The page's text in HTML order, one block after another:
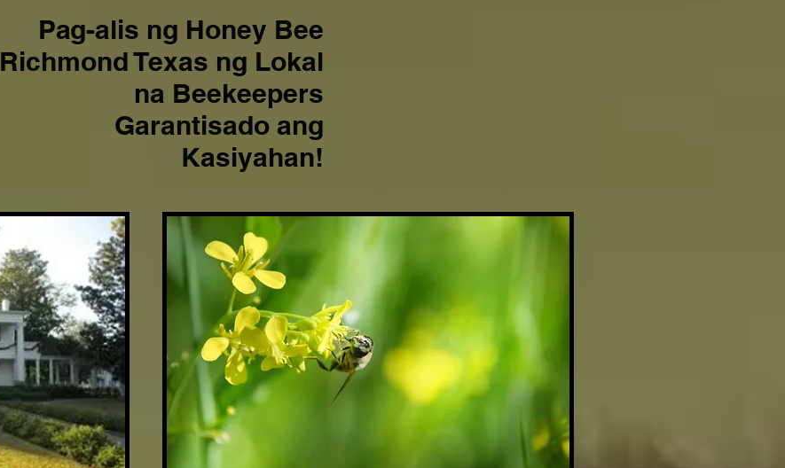
Pag-alis ng Honey Bee
Richmond Texas ng Lokal
na Beekeepers
Garantisado ang
Kasiyahan!